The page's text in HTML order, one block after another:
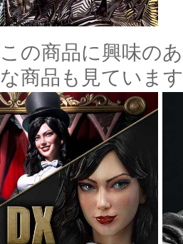
この商品に興味の
な商品も見ています